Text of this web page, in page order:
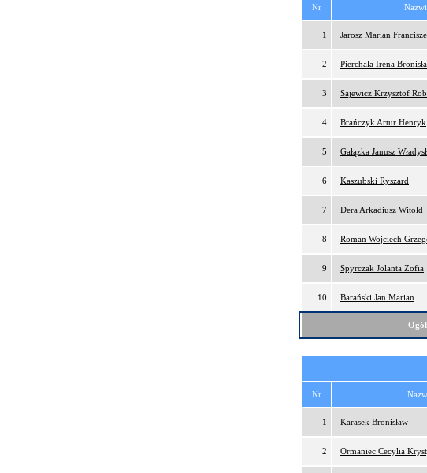
Nr
1 Jarosz Marian
2 Pierchała Irena
3 Sajewicz Krzysztof
4 Brańczyk Artur Henryk
5 Gałązka Janusz
6 Kaszubski Ryszard
7 Dera Arkadiusz Witold
8 Roman Wojciech
9 Spyrczak Jolanta Zofia
10 Barański Jan Marian
Nr
1 Karasek Bronisław
2 Ormaniec Cecylia